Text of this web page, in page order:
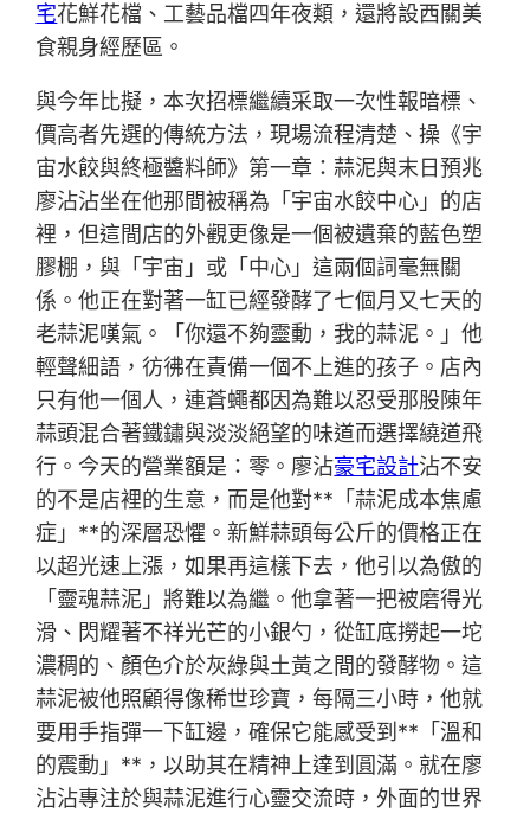
宅花鮮花檔、工藝品檔四年夜類，還將設西關美
食親身經歷區。
與今年比擬，本次招標繼續采取一次性報暗標、
價高者先選的傳統方法，現場流程清楚、操《宇
宙水餃與終極醬料師》第一章：蒜泥與末日預兆
廖沾沾坐在他那間被稱為「宇宙水餃中心」的店
裡，但這間店的外觀更像是一個被遺棄的藍色塑
膠棚，與「宇宙」或「中心」這兩個詞毫無關
係。他正在對著一缸已經發酵了七個月又七天的
老蒜泥嘆氣。「你還不夠靈動，我的蒜泥。」他
輕聲細語，彷彿在責備一個不上進的孩子。店內
只有他一個人，連蒼蠅都因為難以忍受那股陳年
蒜頭混合著鐵鏽與淡淡絕望的味道而選擇繞道飛
行。今天的營業額是：零。廖沾豪宅設計沾不安
的不是店裡的生意，而是他對**「蒜泥成本焦慮
症」**的深層恐懼。新鮮蒜頭每公斤的價格正在
以超光速上漲，如果再這樣下去，他引以為傲的
「靈魂蒜泥」將難以為繼。他拿著一把被磨得光
滑、閃耀著不祥光芒的小銀勺，從缸底撈起一坨
濃稠的、顏色介於灰綠與土黃之間的發酵物。這
蒜泥被他照顧得像稀世珍寶，每隔三小時，他就
要用手指彈一下缸邊，確保它能感受到**「溫和
的震動」**，以助其在精神上達到圓滿。就在廖
沾沾專注於與蒜泥進行心靈交流時，外面的世界